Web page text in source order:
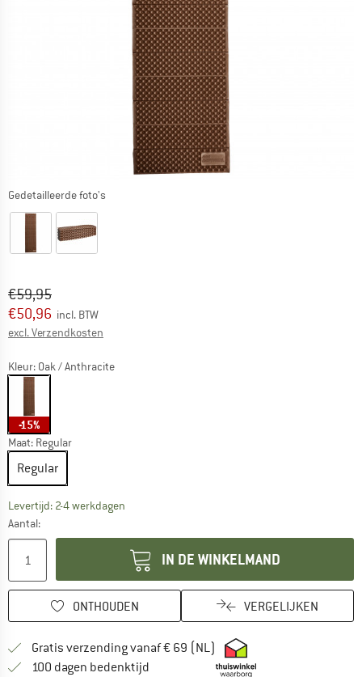
Gedetailleerde foto's
Oorspronkelijke prijs :
€59,95
Prijs:
€50,96 incl. BTW
excl. Verzendkosten
Kleur: Oak / Anthracite
-15%
Maat: Regular
Regular
Levertijd: 2-4 werkdagen
Aantal:
IN DE WINKELMAND
ONTHOUDEN VERGELIJKEN
Gratis verzending vanaf € 69 (NL) Vind hier de
100 dagen bedenktijd Vind de betalingsinformatie hier!